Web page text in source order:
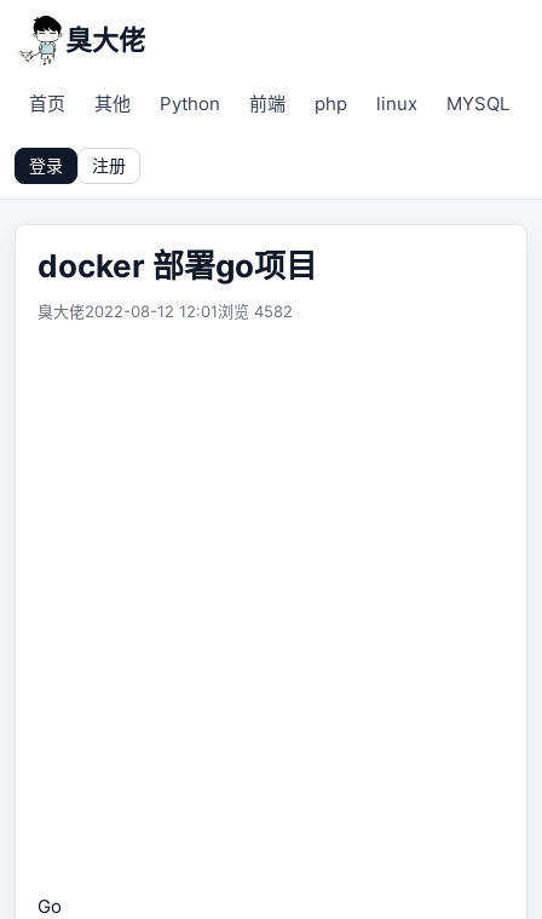
臭大佬
首页 其他 Python 前端 php linux MYSQL
登录 注册
docker 部署go项目
臭大佬2022-08-12 12:01浏览 4582
Go